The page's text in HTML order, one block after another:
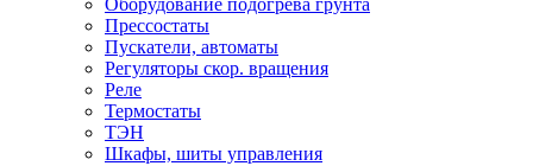
Оборудование подогрева грунта
Прессостаты
Пускатели, автоматы
Регуляторы скор. вращения
Реле
Термостаты
ТЭН
Шкафы, шиты управления